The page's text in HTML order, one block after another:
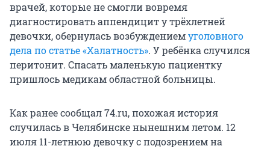
врачей, которые не смогли вовремя
диагностировать аппендицит у трёхлетней
девочки, обернулась возбуждениемуголовного
дела по статье «Халатность». У ребёнка случился
перитонит. Спасать маленькую пациентку
пришлось медикам областной больницы.
Как ранее сообщал 74.ru, похожая история
случилась в Челябинске нынешним летом. 12
июля 11-летнюю девочку с подозрением на